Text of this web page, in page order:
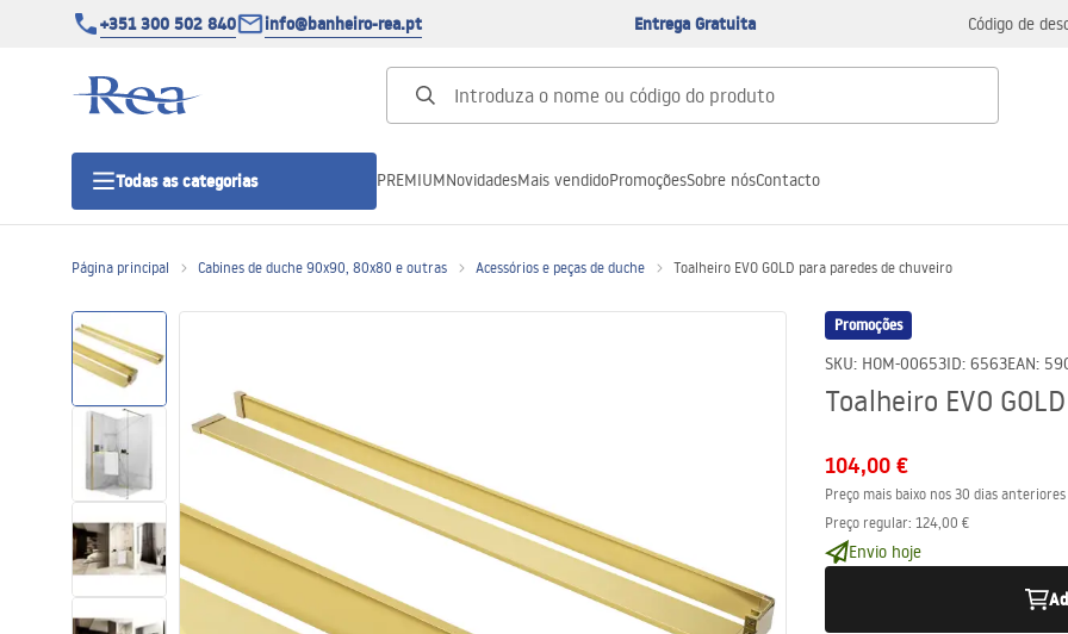
+351 300 502 840 info@banheiro-rea.pt Entrega Gratuita Código de
Todas as categorias
outras
Portas de duche
Bases de duche de casa de banho
Sumidouros de duche
Sanitas, lavatórios
PREMIUMNovidadesMais vendidoPromoçõesSobre nósContacto
Página principal Cabines de duche 90x90, 80x80 e outras Acessórios e peças de duche Toalheiro EVO GOLD para paredes de chuveiro
Promoções
SKU: HOM-00653ID: 6563EAN:
Toalheiro EVO
104,00 €
Preço mais baixo nos 30 dias
Preço regular: 124,00 €
Envio hoje